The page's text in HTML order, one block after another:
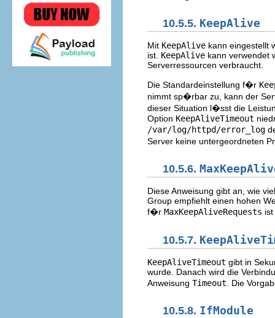
10.5.5. KeepAlive
Mit KeepAlive kann eingestellt
ist. KeepAlive kann verwendet
Serverressourcen verbraucht.
Die Standardeinstellung f�r
nimmt sp�rbar zu, kann der
dieser Situation l�sst die
Option KeepAliveTimeout
/var/log/httpd/error_log
Server keine untergeordneten
10.5.6.
Diese Anweisung gibt an, wie
Group empfiehlt einen hohen
f�r MaxKeepAliveRequests ist
10.5.7.
KeepAliveTimeout gibt in
wurde. Danach wird die
Anweisung Timeout . Die
10.5.8. IfModule